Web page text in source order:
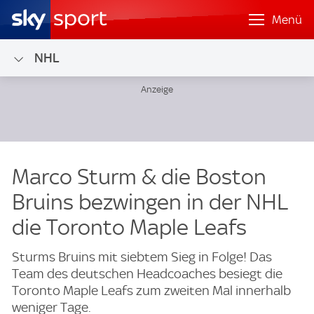
Menü
NHL
Marco Sturm & die Boston
Bruins bezwingen in der NHL
die Toronto Maple Leafs
Sturms Bruins mit siebtem Sieg in Folge! Das
Team des deutschen Headcoaches besiegt die
Toronto Maple Leafs zum zweiten Mal innerhalb
weniger Tage.